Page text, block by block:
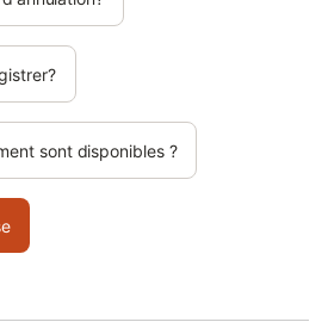
sont disponibles ?